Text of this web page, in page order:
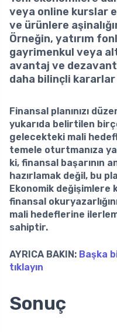
veya online kurslar
ve ürünlere
Örneğin, yatırım
gayrimenkul veya
avantaj ve
daha bilinçli kararlar
Finansal planınızı
yukarıda belirtilen
gelecekteki mali
temele oturtmanıza
ki, finansal başarının
hazırlamak değil, bu
Ekonomik değişimlere
finansal
mali hedeflerine
sahiptir.
AYRICA BAKIN: Başka
tıklayın
Sonuç